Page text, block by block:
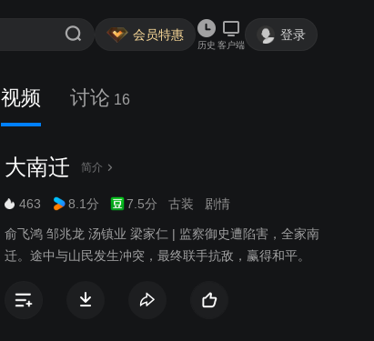
会员特惠
历史 客户端
登录
视频 讨论 16
大南迁 简介
463 8.1分 7.5分 古装 剧情
俞飞鸿 邹兆龙 汤镇业 梁家仁 | 监察御史遭陷害，全家南
迁。途中与山民发生冲突，最终联手抗敌，赢得和平。